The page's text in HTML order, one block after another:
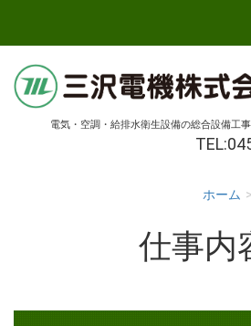
電気・空調・給排水衛生設備の総合設備工事
ホーム
仕事内